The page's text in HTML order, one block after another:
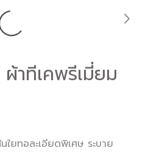
ผ้าทีเคพรีเมี่ยม
ใยทอละเอียดพิเศษ ระบาย